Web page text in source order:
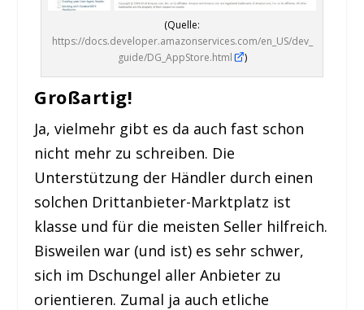
(Quelle:
https://docs.developer.amazonservices.com/en_US/dev_
guide/DG_AppStore.html
)
Großartig!
Ja, vielmehr gibt es da auch fast schon
nicht mehr zu schreiben. Die
Unterstützung der Händler durch einen
solchen Drittanbieter-Marktplatz ist
klasse und für die meisten Seller hilfreich.
Bisweilen war (und ist) es sehr schwer,
sich im Dschungel aller Anbieter zu
orientieren. Zumal ja auch etliche